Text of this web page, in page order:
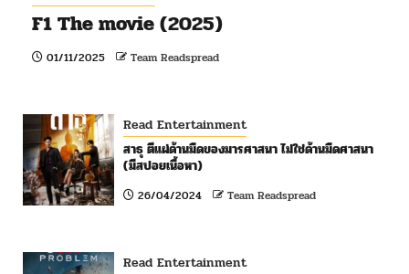
F1 The movie (2025)
01/11/2025 Team Readspread
Read Entertainment
สาธุ ตีแผ่ด้านมืดของมารศาสนา ไม่ใช่ด้านมืดศาสนา
(มีสปอยเนื้อหา)
26/04/2024 Team Readspread
Read Entertainment